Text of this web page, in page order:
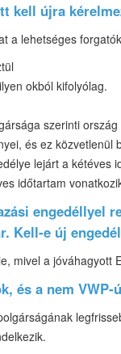
kell újra
a lehetséges
okból kifolyólag.
szerinti ország
és ez
lejárt a kétéves
időtartam
engedéllyel
Kell-e új
mivel a jóváhagyott
és a nem